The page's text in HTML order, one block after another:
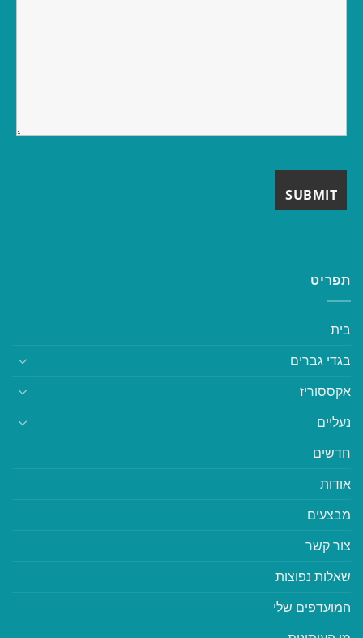
תפריט
בית
בגדי גברים
אקססוריז
נעליים
חדשים
אודות
מבצעים
צור קשר
שאלות נפוצות
המועדפים שלי